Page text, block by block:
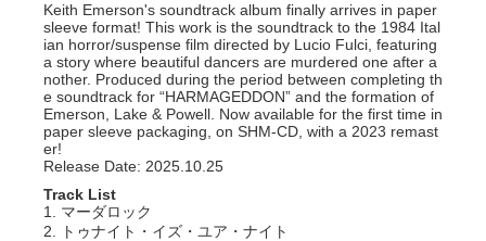
Keith Emerson's soundtrack album finally arrives in paper
sleeve format! This work is the soundtrack to the 1984 Ital
ian horror/suspense film directed by Lucio Fulci, featuring
a story where beautiful dancers are murdered one after a
nother. Produced during the period between completing th
e soundtrack for “HARMAGEDDON” and the formation of
Emerson, Lake & Powell. Now available for the first time in
paper sleeve packaging, on SHM-CD, with a 2023 remast
er!
Release Date: 2025.10.25
Track List
1. マーダロック
2. トゥナイト・イズ・ユア・ナイト